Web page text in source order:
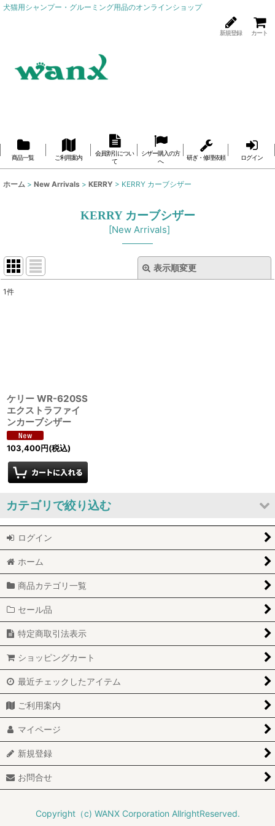
犬猫用シャンプー・グルーミング用品のオンラインショップ
新規登録 カート
商品一覧 ご利用案内
会員割引につい
て
シザー購入の方
へ
研ぎ・修理依頼 ログイン
ホーム > New Arrivals > KERRY > KERRY カーブシザー
KERRY カーブシザー
[New Arrivals]
表示順変更
1件
ケリー WR-620SS
エクストラファイ
ンカーブシザー
103,400円(税込)
カテゴリで絞り込む
KERRY (全商品)
More KERRY セニング
More KERRY ストレートシザー
KERRY ストレートシザー
KERRY セニング
KERRY カーブシザー
KERRY ミニシザー
KERRY レフティ（左用）
グリッパー加工
ログイン
ホーム
商品カテゴリ一覧
セール品
特定商取引法表示
ショッピングカート
最近チェックしたアイテム
ご利用案内
マイページ
新規登録
お問合せ
Copyright（c) WANX Corporation AllrightReserved.